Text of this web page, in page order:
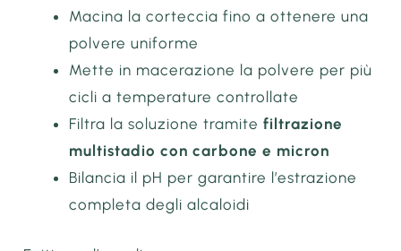
Macina la corteccia fino a ottenere una
polvere uniforme
Mette in macerazione la polvere per più
cicli a temperature controllate
Filtra la soluzione tramitefiltrazione
multistadio con carbone e micron
Bilancia il pH per garantire l’estrazione
completa degli alcaloidi